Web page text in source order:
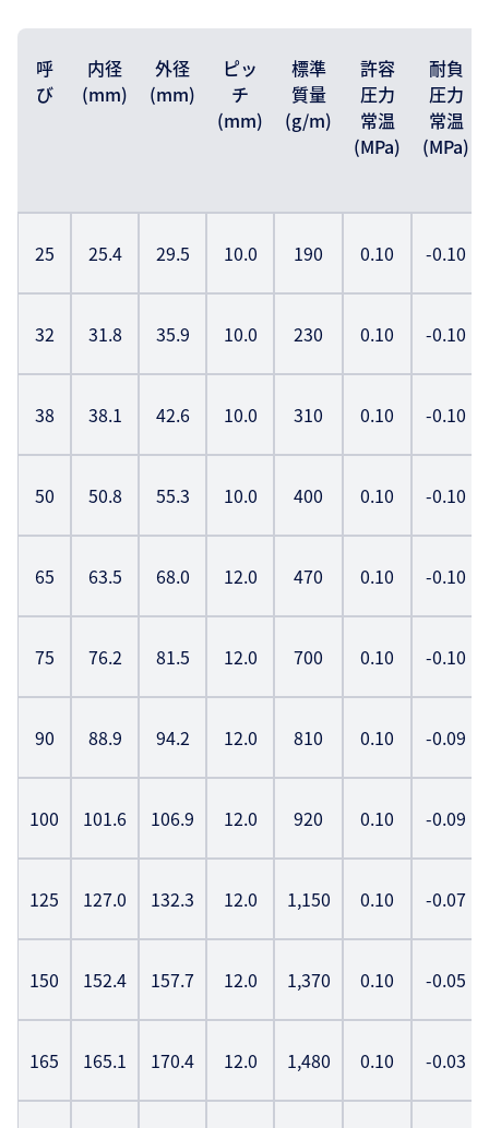
呼
び
内径
(mm)
外径
(mm)
ピッ
チ
(mm)
標準
質量
(g/m)
許容
圧力
常温
(MPa)
耐負
圧力
常温
(MPa)
25 25.4 29.5 10.0 190 0.10 -0.10
32 31.8 35.9 10.0 230 0.10 -0.10
38 38.1 42.6 10.0 310 0.10 -0.10
50 50.8 55.3 10.0 400 0.10 -0.10
65 63.5 68.0 12.0 470 0.10 -0.10
75 76.2 81.5 12.0 700 0.10 -0.10
90 88.9 94.2 12.0 810 0.10 -0.09
100 101.6 106.9 12.0 920 0.10 -0.09
125 127.0 132.3 12.0 1,150 0.10 -0.07
150 152.4 157.7 12.0 1,370 0.10 -0.05
165 165.1 170.4 12.0 1,480 0.10 -0.03